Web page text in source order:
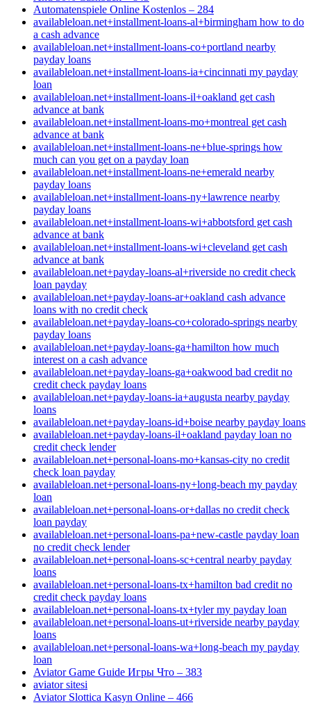
Automatenspiele Online Kostenlos – 284
availableloan.net+installment-loans-al+birmingham how to do
a cash advance
availableloan.net+installment-loans-co+portland nearby
payday loans
availableloan.net+installment-loans-ia+cincinnati my payday
loan
availableloan.net+installment-loans-il+oakland get cash
advance at bank
availableloan.net+installment-loans-mo+montreal get cash
advance at bank
availableloan.net+installment-loans-ne+blue-springs how
much can you get on a payday loan
availableloan.net+installment-loans-ne+emerald nearby
payday loans
availableloan.net+installment-loans-ny+lawrence nearby
payday loans
availableloan.net+installment-loans-wi+abbotsford get cash
advance at bank
availableloan.net+installment-loans-wi+cleveland get cash
advance at bank
availableloan.net+payday-loans-al+riverside no credit check
loan payday
availableloan.net+payday-loans-ar+oakland cash advance
loans with no credit check
availableloan.net+payday-loans-co+colorado-springs nearby
payday loans
availableloan.net+payday-loans-ga+hamilton how much
interest on a cash advance
availableloan.net+payday-loans-ga+oakwood bad credit no
credit check payday loans
availableloan.net+payday-loans-ia+augusta nearby payday
loans
availableloan.net+payday-loans-id+boise nearby payday loans
availableloan.net+payday-loans-il+oakland payday loan no
credit check lender
availableloan.net+personal-loans-mo+kansas-city no credit
check loan payday
availableloan.net+personal-loans-ny+long-beach my payday
loan
availableloan.net+personal-loans-or+dallas no credit check
loan payday
availableloan.net+personal-loans-pa+new-castle payday loan
no credit check lender
availableloan.net+personal-loans-sc+central nearby payday
loans
availableloan.net+personal-loans-tx+hamilton bad credit no
credit check payday loans
availableloan.net+personal-loans-tx+tyler my payday loan
availableloan.net+personal-loans-ut+riverside nearby payday
loans
availableloan.net+personal-loans-wa+long-beach my payday
loan
Aviator Game Guide Игры Что – 383
aviator sitesi
Aviator Slottica Kasyn Online – 466